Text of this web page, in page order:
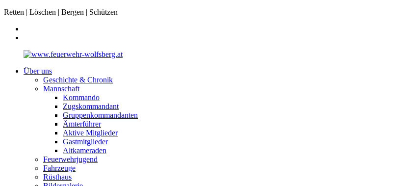
Retten | Löschen | Bergen | Schützen
Über uns
Geschichte & Chronik
Mannschaft
Kommando
Zugskommandant
Gruppenkommandanten
Ämterführer
Aktive Mitglieder
Gastmitglieder
Altkameraden
Feuerwehrjugend
Fahrzeuge
Rüsthaus